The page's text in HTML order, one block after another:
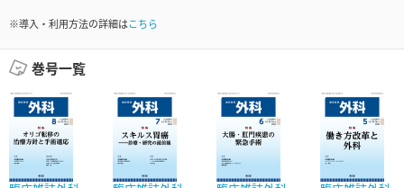
※導入・利用方法の詳細はこちら
巻号一覧